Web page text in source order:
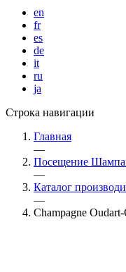
en
fr
es
de
it
ru
ja
Строка навигации
Главная
—
Посещение
—
Каталог
—
Champagne